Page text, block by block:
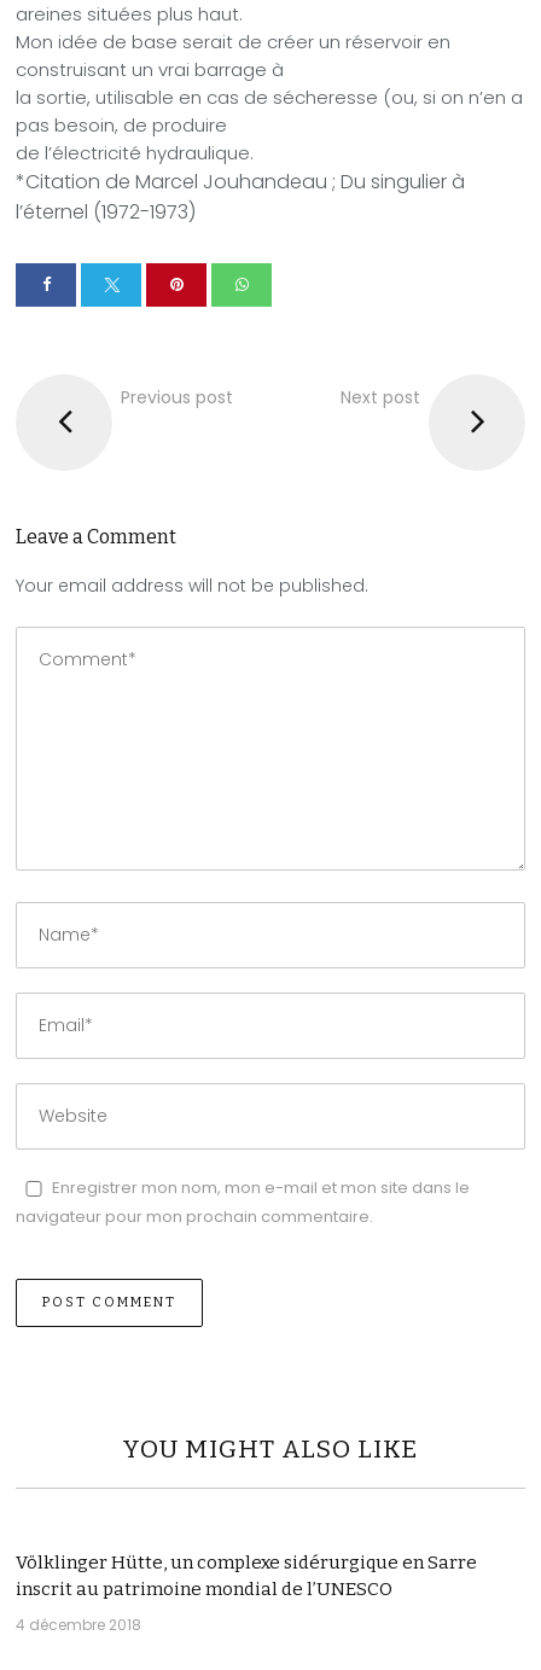
areines situées plus haut.
Mon idée de base serait de créer un réservoir en
construisant un vrai barrage à
la sortie, utilisable en cas de sécheresse (ou, si on n’en a
pas besoin, de produire
de l’électricité hydraulique.
*Citation de Marcel Jouhandeau ; Du singulier à
l’éternel (1972-1973)
Previous post Next post
Leave a Comment
Your email address will not be published.
Enregistrer mon nom, mon e-mail et mon site dans le
navigateur pour mon prochain commentaire.
YOU MIGHT ALSO LIKE
Völklinger Hütte, un complexe sidérurgique en Sarre
inscrit au patrimoine mondial de l’UNESCO
4 décembre 2018